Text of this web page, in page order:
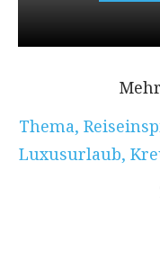
Thema,
Luxusurlaub,